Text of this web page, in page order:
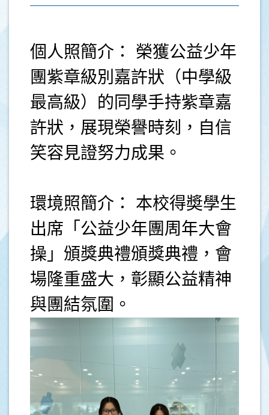
個人照簡介： 榮獲公益少年
團紫章級別嘉許狀（中學級
最高級）的同學手持紫章嘉
許狀，展現榮譽時刻，自信
笑容見證努力成果。
環境照簡介： 本校得奬學生
出席「公益少年團周年大會
操」頒獎典禮頒獎典禮，會
場隆重盛大，彰顯公益精神
與團結氛圍。